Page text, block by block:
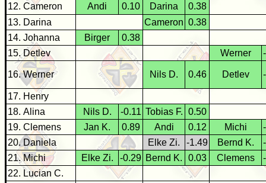
12. Cameron
Andi 0.10 Darina
0.38
13. Darina
Cameron 0.38
14. Johanna
Birger
0.38
15. Detlev
Werner
16. Werner Nils D. 0.46 Detlev
17. Henry
18. Alina
Nils D. -0.11 Tobias F. 0.50
19. Clemens
Jan K. 0.89 Andi 0.12 Michi
20. Daniela
Elke Zi. -1.49 Bernd K.
21. Michi
Elke Zi. -0.29 Bernd K. 0.03 Clemens
22. Lucian C.